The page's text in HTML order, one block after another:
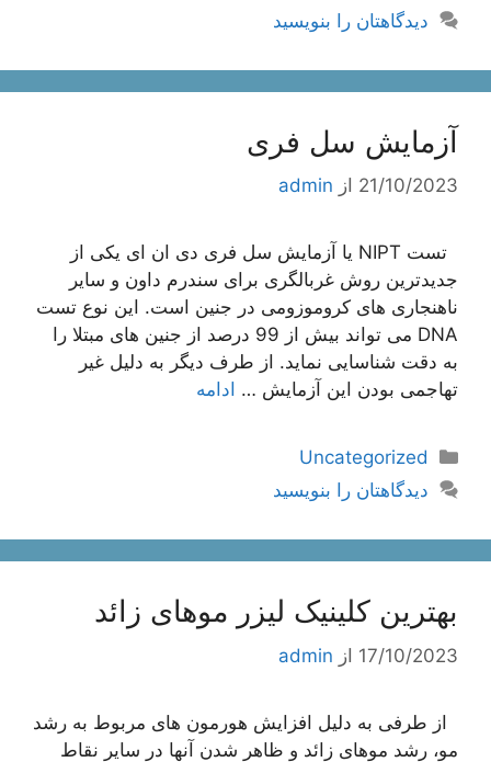
دیدگاهتان را بنویسید
آزمایش سل فری
21/10/2023 از admin
تست NIPT یا آزمایش سل فری دی ان ای یکی از
جدیدترین روش غربالگری برای سندرم داون و سایر
ناهنجاری های کروموزومی در جنین است. این نوع تست
DNA می تواند بیش از 99 درصد از جنین های مبتلا را
به دقت شناسایی نماید. از طرف دیگر به دلیل غیر
تهاجمی بودن این آزمایش … ادامه
دسته‌ها
Uncategorized
دیدگاهتان را بنویسید
بهترین کلینیک لیزر موهای زائد
17/10/2023 از admin
از طرفی به دلیل افزایش هورمون های مربوط به رشد
مو، رشد موهای زائد و ظاهر شدن آنها در سایر نقاط